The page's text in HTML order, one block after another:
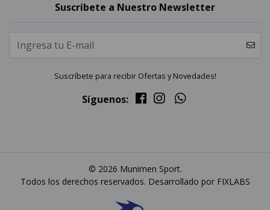
Suscríbete a Nuestro Newsletter
Suscríbete para recibir Ofertas y Novedades!
Síguenos:
© 2026 Munimen Sport.
Todos los derechos reservados. Desarrollado por FIXLABS